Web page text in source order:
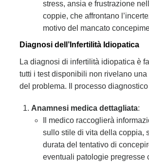
stress, ansia e frustrazione
coppie, che affrontano
motivo del mancato
Diagnosi dell’Infertilità Idiopatica
La diagnosi di infertilità idiopatica è
tutti i test disponibili non rivelano una
del problema. Il processo
Anamnesi medica dettagliata:
Il medico raccoglierà
sullo stile di vita della coppia,
durata del tentativo di
eventuali patologie pregresse